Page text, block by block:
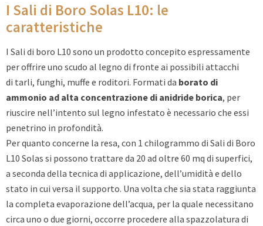
I Sali di Boro Solas L10: le
caratteristiche
I Sali di boro L10 sono un prodotto concepito espressamente
per offrire uno scudo al legno di fronte ai possibili attacchi
di tarli, funghi, muffe e roditori. Formati da borato di
ammonio ad alta concentrazione di anidride borica, per
riuscire nell’intento sul legno infestato è necessario che essi
penetrino in profondità.
Per quanto concerne la resa, con 1 chilogrammo di Sali di Boro
L10 Solas si possono trattare da 20 ad oltre 60 mq di superfici,
a seconda della tecnica di applicazione, dell’umidità e dello
stato in cui versa il supporto. Una volta che sia stata raggiunta
la completa evaporazione dell’acqua, per la quale necessitano
circa uno o due giorni, occorre procedere alla spazzolatura di